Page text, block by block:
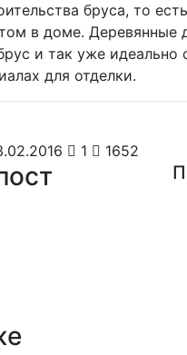
бруса, то
в доме.
и так уже идеально
для отделки.
1 1652